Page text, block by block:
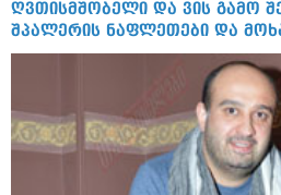
ღვთისმშობელი და ვის გამო
შპალერის ნაფლეთები და